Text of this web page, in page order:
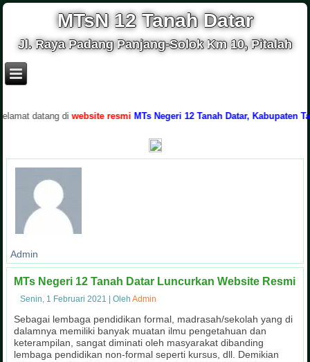
MTsN 12 Tanah Datar
Jl. Raya Padang Panjang-Solok Km 10, Pitalah
datang diwebsite resmi MTs Negeri 12 Tanah Datar, Kabupaten
Admin
MTs Negeri 12 Tanah Datar Luncurkan Website Resmi
Senin, 1 Februari 2021 |Oleh Admin
Sebagai lembaga pendidikan formal, madrasah/sekolah yang di
dalamnya memiliki banyak muatan ilmu pengetahuan dan
keterampilan, sangat diminati oleh masyarakat dibanding
lembaga pendidikan non-formal seperti kursus, dll. Demikian